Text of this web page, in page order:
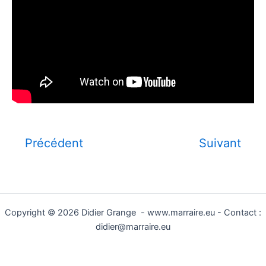
Précédent Suivant
Copyright © 2026 Didier Grange - www.marraire.eu - Contact :
didier@marraire.eu